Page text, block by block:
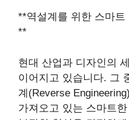
**역설계를 위한 스마트
**
현대 산업과 디자인의
이어지고 있습니다. 그
계(Reverse
가져오고 있는 스마트